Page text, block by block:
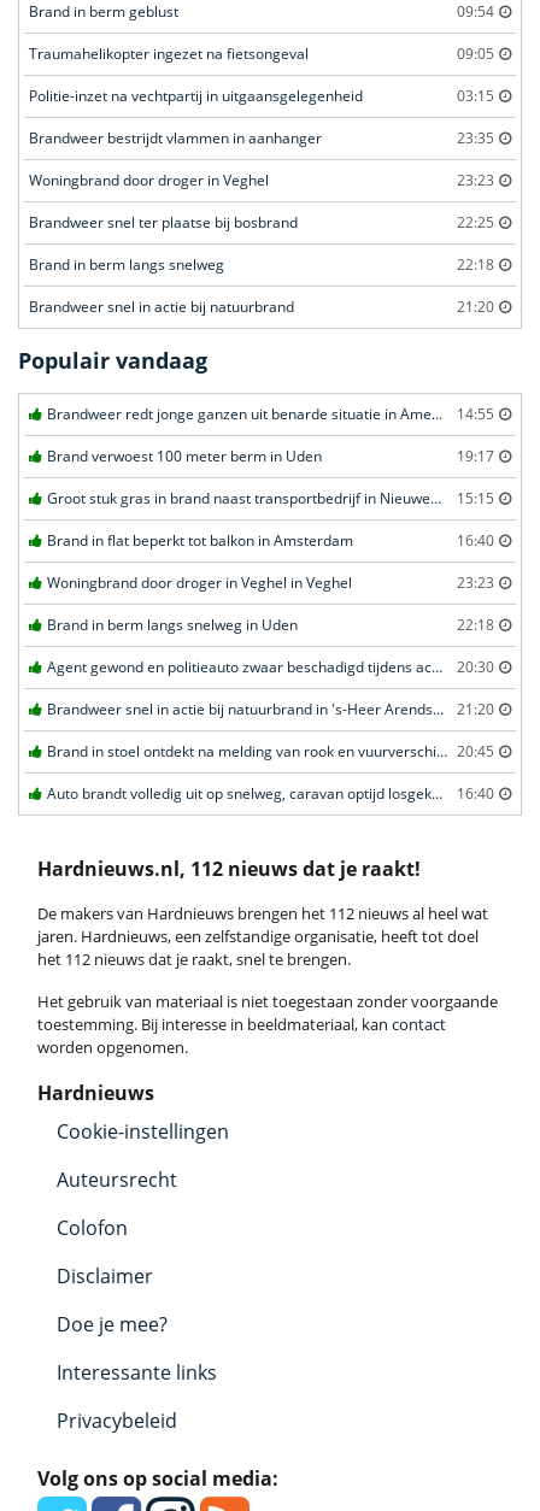
Brand in berm geblust 09:54
Traumahelikopter ingezet na fietsongeval 09:05
Politie-inzet na vechtpartij in uitgaansgelegenheid 03:15
Brandweer bestrijdt vlammen in aanhanger 23:35
Woningbrand door droger in Veghel 23:23
Brandweer snel ter plaatse bij bosbrand 22:25
Brand in berm langs snelweg 22:18
Brandweer snel in actie bij natuurbrand 21:20
Populair vandaag
Brandweer redt jonge ganzen uit benarde situatie in Amersfoort 14:55
Brand verwoest 100 meter berm in Uden 19:17
Groot stuk gras in brand naast transportbedrijf in Nieuwegein 15:15
Brand in flat beperkt tot balkon in Amsterdam 16:40
Woningbrand door droger in Veghel in Veghel 23:23
Brand in berm langs snelweg in Uden 22:18
Agent gewond en politieauto zwaar beschadigd tijdens achtervolging in Uden 20:30
Brandweer snel in actie bij natuurbrand in 's-Heer Arendskerke 21:20
Brand in stoel ontdekt na melding van rook en vuurverschijnselen in portiekflat in Rotterdam 20:45
Auto brandt volledig uit op snelweg, caravan optijd losgekoppeld in Ede 16:40
Hardnieuws.nl, 112 nieuws dat je raakt!
De makers van Hardnieuws brengen het 112 nieuws al heel wat
jaren. Hardnieuws, een zelfstandige organisatie, heeft tot doel
het 112 nieuws dat je raakt, snel te brengen.
Het gebruik van materiaal is niet toegestaan zonder voorgaande
toestemming. Bij interesse in beeldmateriaal, kan contact
worden opgenomen.
Hardnieuws
Cookie-instellingen
Auteursrecht
Colofon
Disclaimer
Doe je mee?
Interessante links
Privacybeleid
Volg ons op social media: